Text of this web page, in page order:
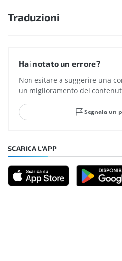
Traduzioni
Hai notato un errore?
Non esitare a suggerire una
un miglioramento dei
Segnala un
SCARICA L'APP